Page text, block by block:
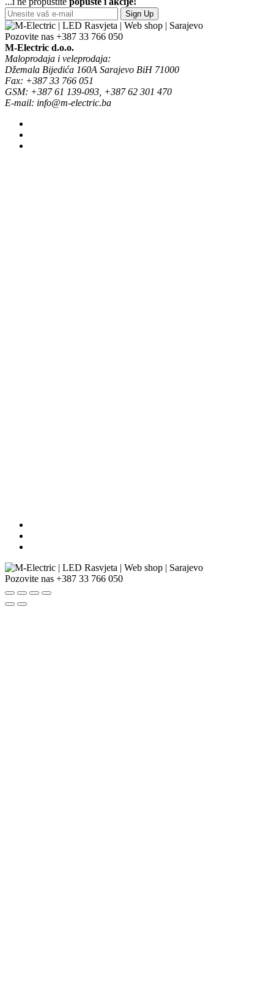
Sign Up
Pozovite nas +387 33 766 050
M-Electric d.o.o.
Maloprodaja i veleprodaja:
Džemala Bijedića 160A Sarajevo BiH 71000
Fax: +387 33 766 051
GSM: +387 61 139-093, +387 62 301 470
E-mail: info@m-electric.ba
Pozovite nas +387 33 766 050